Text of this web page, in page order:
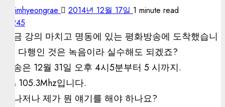
kimhyeongrae 2014년 12월 17일 1 minute read
245
방금 강의 마치고 명동에 있는 평화방송에 도착했습니
다. 다행인 것은 녹음이라 실수해도 되겠죠?
방송은 12월 31일 오후 4시5분부터 5 시까지.
FM 105.3Mhz입니다.
그나저나 제가 뭔 얘기를 해야 하나요?